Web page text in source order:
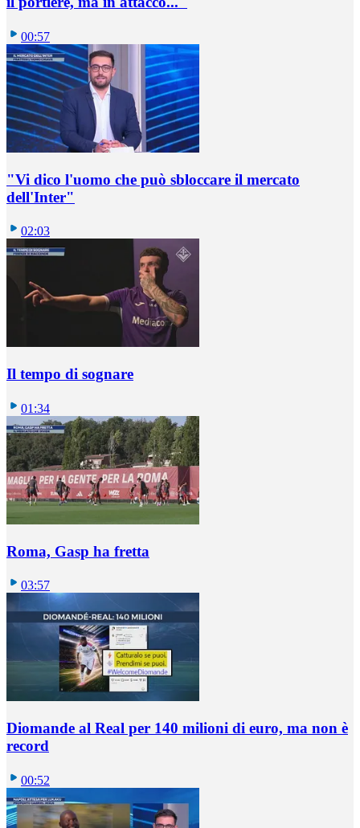
00:57
"Vi dico l'uomo che può sbloccare il mercato
dell'Inter"
02:03
Il tempo di sognare
01:34
Roma, Gasp ha fretta
03:57
Diomande al Real per 140 milioni di euro, ma non è
record
00:52